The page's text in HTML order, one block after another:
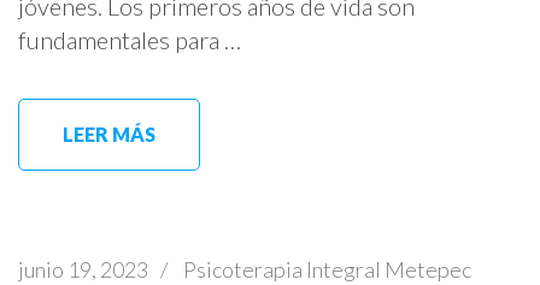
jóvenes. Los primeros años de vida son
fundamentales para …
LEER MÁS
junio 19, 2023 / Psicoterapia Integral Metepec